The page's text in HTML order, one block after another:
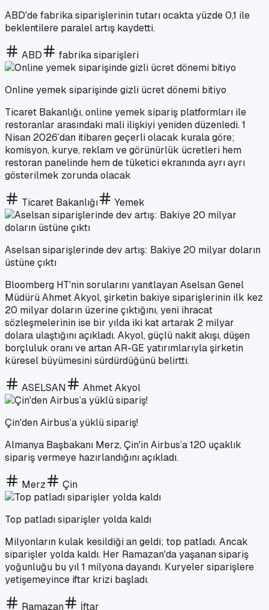
ABD'de fabrika siparişlerinin tutarı ocakta yüzde 0,1 ile
beklentilere paralel artış kaydetti.
ABD fabrika siparişleri
Online yemek siparişinde gizli ücret dönemi bitiyo
Ticaret Bakanlığı, online yemek sipariş platformları ile
restoranlar arasındaki mali ilişkiyi yeniden düzenledi. 1
Nisan 2026’dan itibaren geçerli olacak kurala göre;
komisyon, kurye, reklam ve görünürlük ücretleri hem
restoran panelinde hem de tüketici ekranında ayrı ayrı
gösterilmek zorunda olacak
Ticaret Bakanlığı Yemek
Aselsan siparişlerinde dev artış: Bakiye 20 milyar doların
üstüne çıktı
Bloomberg HT'nin sorularını yanıtlayan Aselsan Genel
Müdürü Ahmet Akyol, şirketin bakiye siparişlerinin ilk kez
20 milyar doların üzerine çıktığını, yeni ihracat
sözleşmelerinin ise bir yılda iki kat artarak 2 milyar
dolara ulaştığını açıkladı. Akyol, güçlü nakit akışı, düşen
borçluluk oranı ve artan AR-GE yatırımlarıyla şirketin
küresel büyümesini sürdürdüğünü belirtti.
ASELSAN Ahmet Akyol
Çin'den Airbus’a yüklü sipariş!
Almanya Başbakanı Merz, Çin'in Airbus’a 120 uçaklık
sipariş vermeye hazırlandığını açıkladı.
Merz Çin
Top patladı siparişler yolda kaldı
Milyonların kulak kesildiği an geldi; top patladı. Ancak
siparişler yolda kaldı. Her Ramazan'da yaşanan sipariş
yoğunluğu bu yıl 1 milyona dayandı. Kuryeler siparişlere
yetişemeyince iftar krizi başladı.
Ramazan İftar